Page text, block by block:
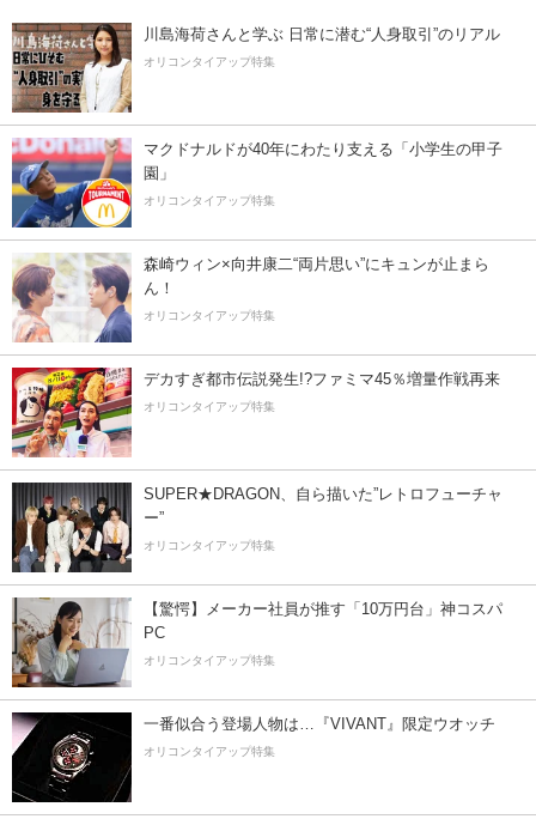
川島海荷さんと学ぶ 日常に潜む“人身取引”のリアル
オリコンタイアップ特集
マクドナルドが40年にわたり支える「小学生の甲子
園」
オリコンタイアップ特集
森崎ウィン×向井康二“両片思い”にキュンが止まら
ん！
オリコンタイアップ特集
デカすぎ都市伝説発生!?ファミマ45％増量作戦再来
オリコンタイアップ特集
SUPER★DRAGON、自ら描いた”レトロフューチャ
ー”
オリコンタイアップ特集
【驚愕】メーカー社員が推す「10万円台」神コスパ
PC
オリコンタイアップ特集
一番似合う登場人物は…『VIVANT』限定ウオッチ
オリコンタイアップ特集